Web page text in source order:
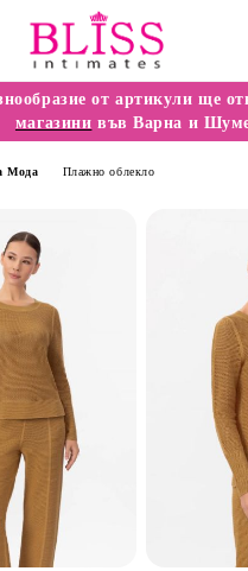
от артикули ще
магазини във Варна и
Мода Плажно облекло